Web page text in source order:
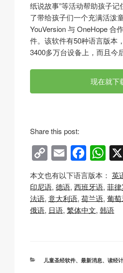
纸说故事”等活动帮助孩子
了带给孩子们一个充满活泼
YouVersion 与 OneHope 合
件。该软件有50种语言版本
3400多万台设备上，而且今
现在就下
Share this post:
C
o
p
y
Li
E
m
ail
F
a
c
e
b
k
W
h
at
s
A
本文也有以下语言版本： 英
印尼语 德语 西班牙语 菲律
法语 意大利语 荷兰语 葡
俄语 日语 繁体中文 韩语
分
儿童圣经软件、 最新消息、 读经